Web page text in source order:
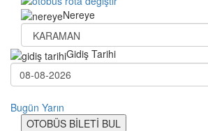
Nereye
Gidiş Tarihi
Bugün Yarın
OTOBÜS BİLETİ BUL